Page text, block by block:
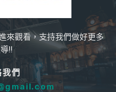
來觀看，支持我們做好更多
!!
們